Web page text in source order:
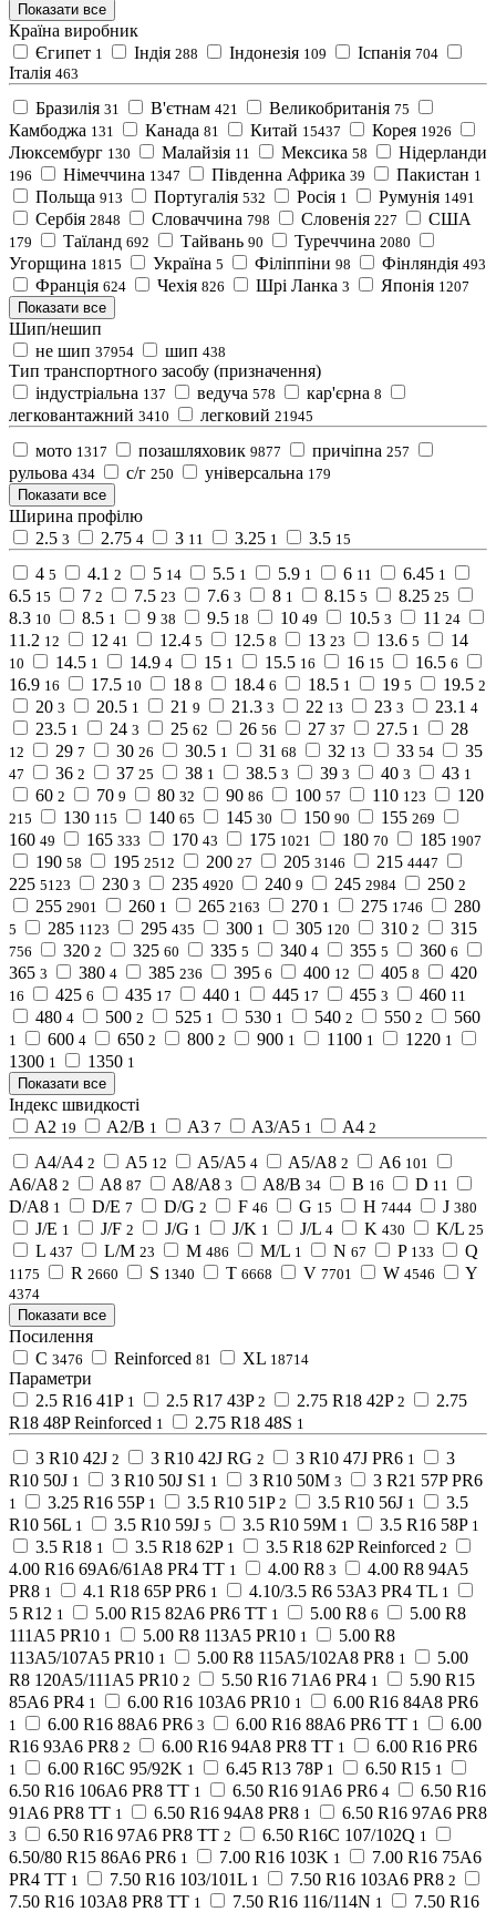
Показати все
Країна виробник
Єгипет 1 Індія 288 Індонезія 109 Іспанія 704
Італія 463
Бразилія 31 В'єтнам 421 Великобританія 75
Камбоджа 131 Канада 81 Китай 15437 Корея 1926
Люксембург 130 Малайзія 11 Мексика 58 Нідерланди
196 Німеччина 1347 Південна Африка 39 Пакистан 1
Польща 913 Португалія 532 Росія 1 Румунія 1491
Сербія 2848 Словаччина 798 Словенія 227 США
179 Таїланд 692 Тайвань 90 Туреччина 2080
Угорщина 1815 Україна 5 Філіппіни 98 Фінляндія 493
Франція 624 Чехія 826 Шрі Ланка 3 Японія 1207
Показати все
Шип/нешип
не шип 37954 шип 438
Тип транспортного засобу (призначення)
індустріальна 137 ведуча 578 кар'єрна 8
легковантажний 3410 легковий 21945
мото 1317 позашляховик 9877 причіпна 257
рульова 434 с/г 250 універсальна 179
Показати все
Ширина профілю
2.5 3 2.75 4 3 11 3.25 1 3.5 15
4 5 4.1 2 5 14 5.5 1 5.9 1 6 11 6.45 1
6.5 15 7 2 7.5 23 7.6 3 8 1 8.15 5 8.25 25
8.3 10 8.5 1 9 38 9.5 18 10 49 10.5 3 11 24
11.2 12 12 41 12.4 5 12.5 8 13 23 13.6 5 14
10 14.5 1 14.9 4 15 1 15.5 16 16 15 16.5 6
16.9 16 17.5 10 18 8 18.4 6 18.5 1 19 5 19.5 2
20 3 20.5 1 21 9 21.3 3 22 13 23 3 23.1 4
23.5 1 24 3 25 62 26 56 27 37 27.5 1 28
12 29 7 30 26 30.5 1 31 68 32 13 33 54 35
47 36 2 37 25 38 1 38.5 3 39 3 40 3 43 1
60 2 70 9 80 32 90 86 100 57 110 123 120
215 130 115 140 65 145 30 150 90 155 269
160 49 165 333 170 43 175 1021 180 70 185 1907
190 58 195 2512 200 27 205 3146 215 4447
225 5123 230 3 235 4920 240 9 245 2984 250 2
255 2901 260 1 265 2163 270 1 275 1746 280
5 285 1123 295 435 300 1 305 120 310 2 315
756 320 2 325 60 335 5 340 4 355 5 360 6
365 3 380 4 385 236 395 6 400 12 405 8 420
16 425 6 435 17 440 1 445 17 455 3 460 11
480 4 500 2 525 1 530 1 540 2 550 2 560
1 600 4 650 2 800 2 900 1 1100 1 1220 1
1300 1 1350 1
Показати все
Індекс швидкості
A2 19 A2/B 1 A3 7 A3/A5 1 A4 2
A4/A4 2 A5 12 A5/A5 4 A5/A8 2 A6 101
A6/A8 2 A8 87 A8/A8 3 A8/B 34 B 16 D 11
D/A8 1 D/E 7 D/G 2 F 46 G 15 H 7444 J 380
J/E 1 J/F 2 J/G 1 J/K 1 J/L 4 K 430 K/L 25
L 437 L/M 23 M 486 M/L 1 N 67 P 133 Q
1175 R 2660 S 1340 T 6668 V 7701 W 4546 Y
4374
Показати все
Посилення
C 3476 Reinforced 81 XL 18714
Параметри
2.5 R16 41P 1 2.5 R17 43P 2 2.75 R18 42P 2
2.75
R18 48P Reinforced 1 2.75 R18 48S 1
3 R10 42J 2 3 R10 42J RG 2 3 R10 47J PR6 1
3
R10 50J 1 3 R10 50J S1 1 3 R10 50M 3 3 R21 57P PR6
1 3.25 R16 55P 1 3.5 R10 51P 2 3.5 R10 56J 1
3.5
R10 56L 1 3.5 R10 59J 5 3.5 R10 59M 1 3.5 R16 58P 1
3.5 R18 1 3.5 R18 62P 1 3.5 R18 62P Reinforced 2
4.00 R16 69A6/61A8 PR4 TT 1 4.00 R8 3
4.00 R8 94A5
PR8 1 4.1 R18 65P PR6 1 4.10/3.5 R6 53A3 PR4 TL 1
5 R12 1 5.00 R15 82A6 PR6 TT 1 5.00 R8 6
5.00 R8
111A5 PR10 1 5.00 R8 113A5 PR10 1
5.00 R8
113A5/107A5 PR10 1 5.00 R8 115A5/102A8 PR8 1
5.00
R8 120A5/111A5 PR10 2 5.50 R16 71A6 PR4 1
5.90 R15
85A6 PR4 1 6.00 R16 103A6 PR10 1 6.00 R16 84A8 PR6
1 6.00 R16 88A6 PR6 3 6.00 R16 88A6 PR6 TT 1
6.00
R16 93A6 PR8 2 6.00 R16 94A8 PR8 TT 1 6.00 R16 PR6
1 6.00 R16C 95/92K 1 6.45 R13 78P 1 6.50 R15 1
6.50 R16 106A6 PR8 TT 1 6.50 R16 91A6 PR6 4
6.50 R16
91A6 PR8 TT 1 6.50 R16 94A8 PR8 1 6.50 R16 97A6 PR8
3 6.50 R16 97A6 PR8 TT 2 6.50 R16C 107/102Q 1
6.50/80 R15 86A6 PR6 1 7.00 R16 103K 1
7.00 R16 75A6
PR4 TT 1 7.50 R16 103/101L 1 7.50 R16 103A6 PR8 2
7.50 R16 103A8 PR8 TT 1 7.50 R16 116/114N 1
7.50 R16